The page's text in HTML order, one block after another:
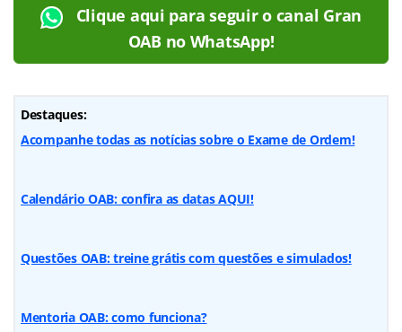
Clique aqui para seguir o canal Gran
OAB no WhatsApp!
Destaques:
Acompanhe todas as notícias sobre o Exame de Ordem!
Calendário OAB: confira as datas AQUI!
Questões OAB: treine grátis com questões e simulados!
Mentoria OAB: como funciona?